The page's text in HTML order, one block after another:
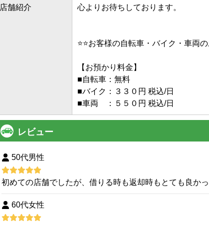
店舗紹介
心よりお待ちしております。
⭐⭐お客様の自転車・バイク・車両
【お預かり料金】
■自転車：無料
■バイク：３３０円 税込/日
レビュー
50代男性
初めての店舗でしたが、借りる時も返却時もとても良か
60代女性